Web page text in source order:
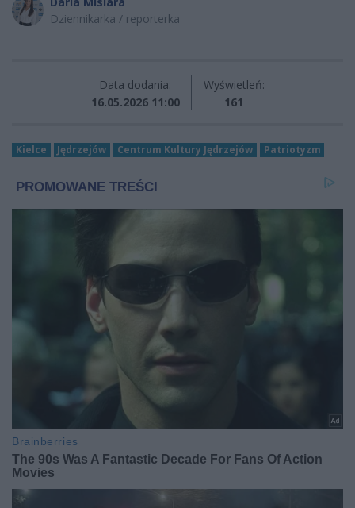
Dziennikarka / reporterka
Data dodania:
16.05.2026 11:00
Wyświetleń:
161
Kielce Jędrzejów Centrum Kultury Jędrzejów Patriotyzm